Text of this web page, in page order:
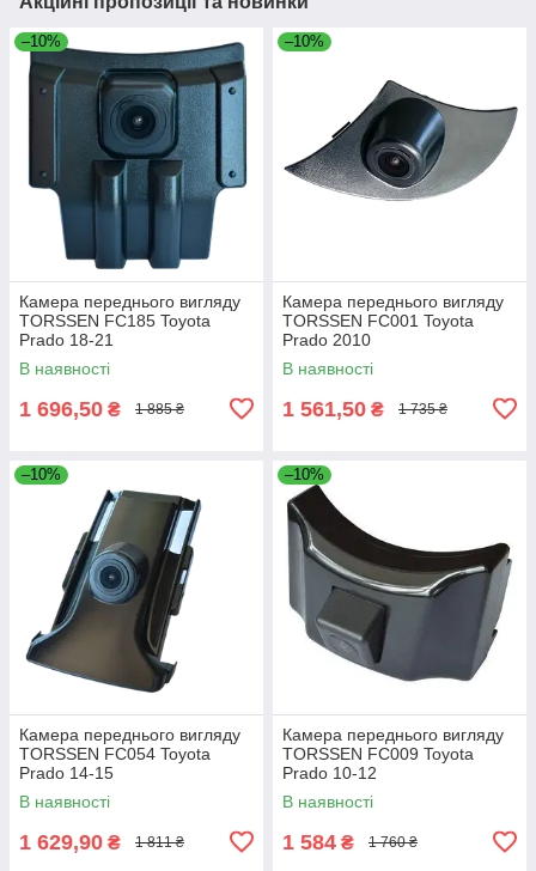
–10%
Камера переднього вигляду
TORSSEN FC185 Toyota
Prado 18-21
В наявності
1 696,50 ₴ 1 885 ₴
–10%
Камера переднього вигляду
TORSSEN FC001 Toyota
Prado 2010
В наявності
1 561,50 ₴ 1 735 ₴
–10%
Камера переднього вигляду
TORSSEN FC054 Toyota
Prado 14-15
В наявності
1 629,90 ₴ 1 811 ₴
–10%
Камера переднього вигляду
TORSSEN FC009 Toyota
Prado 10-12
В наявності
1 584 ₴ 1 760 ₴